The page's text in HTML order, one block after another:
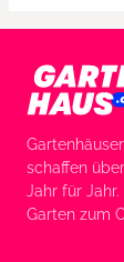
schaffen
Jahr für
Garten zum